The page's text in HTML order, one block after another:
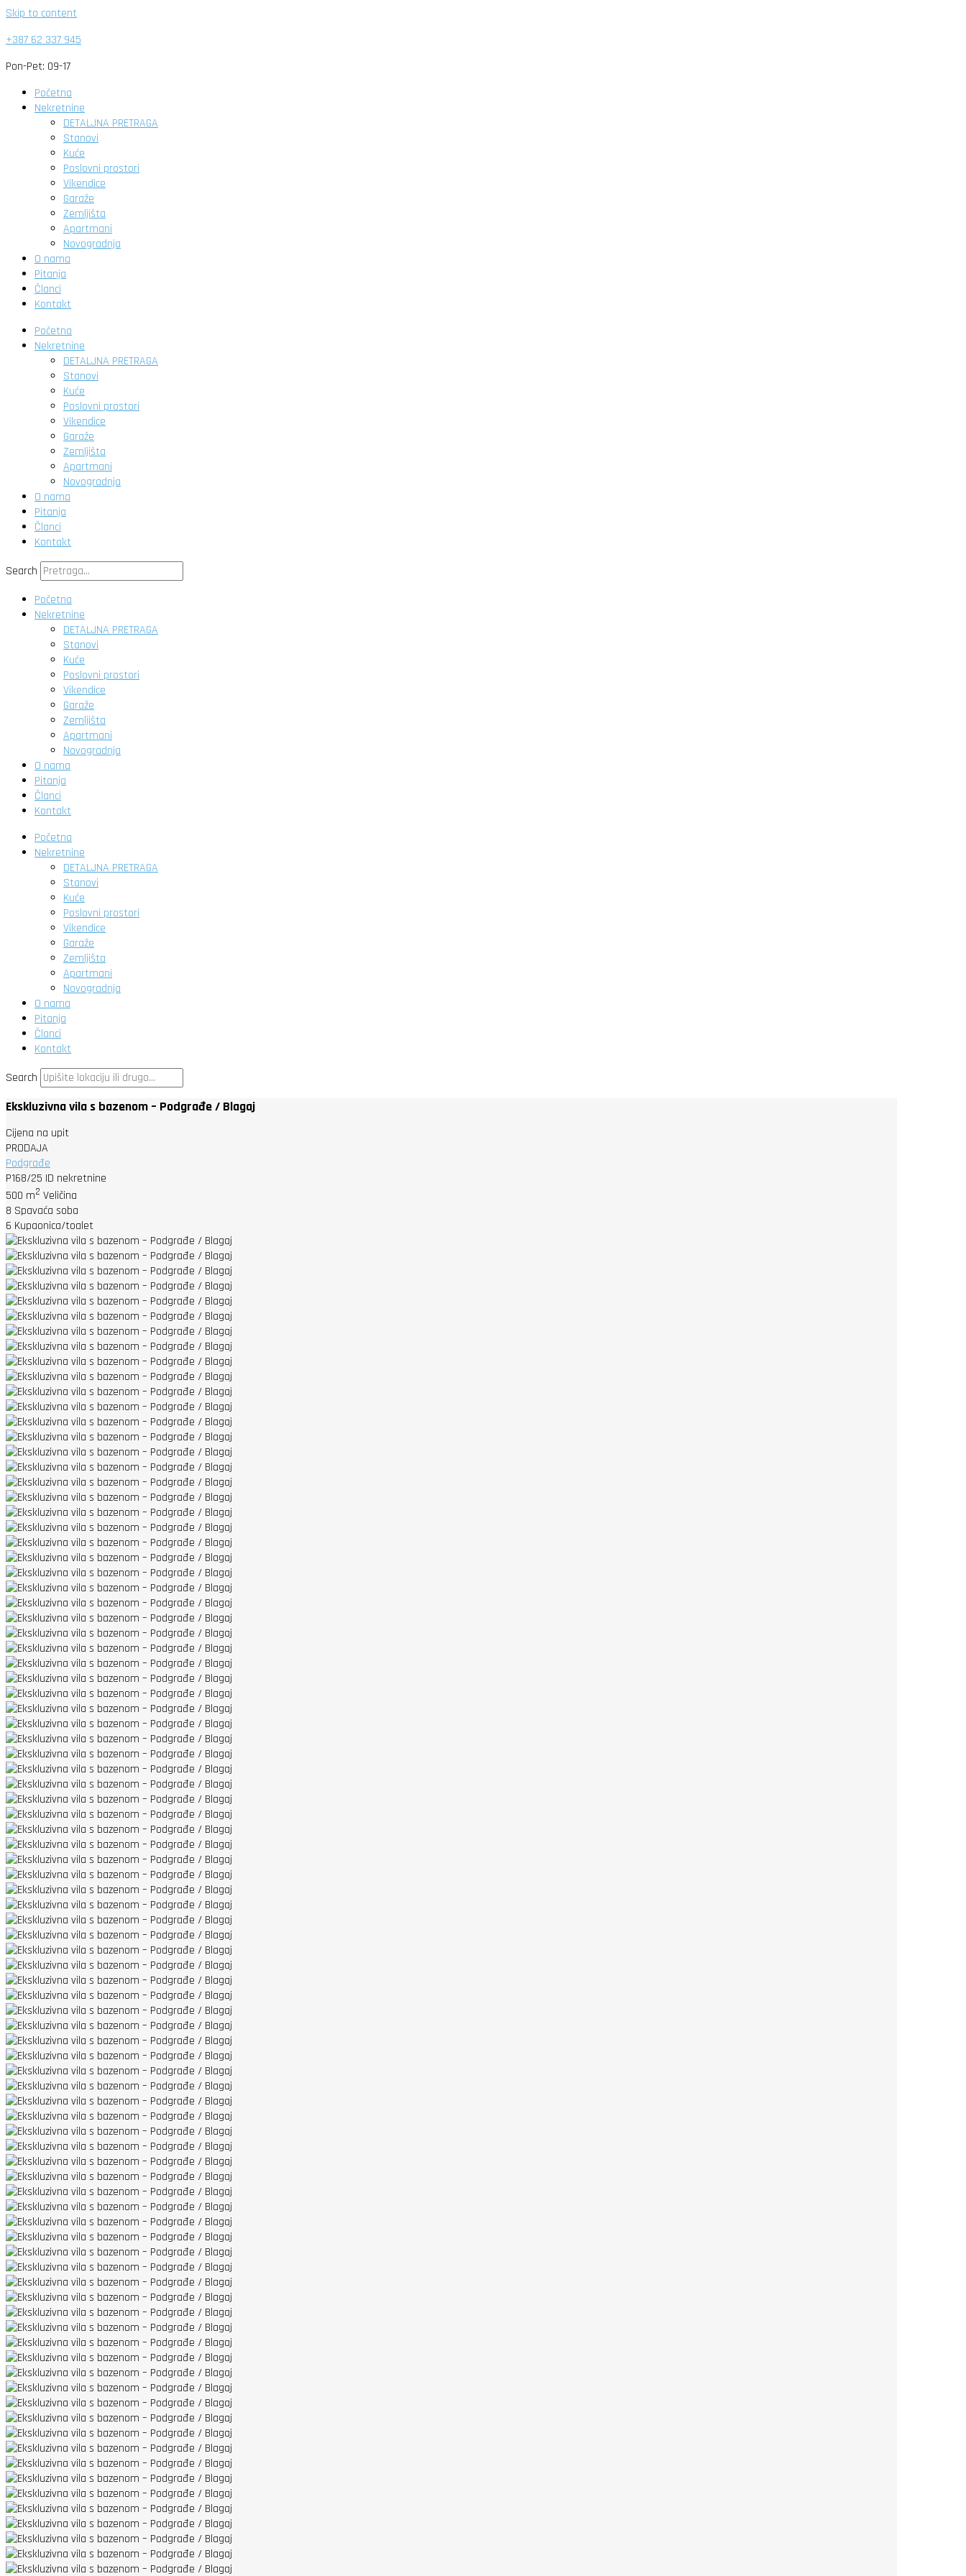
Skip to content
+387 62 337 945
Pon-Pet: 09-17
Početna
Nekretnine
DETALJNA PRETRAGA
Stanovi
Kuće
Poslovni prostori
Vikendice
Garaže
Zemljišta
Apartmani
Novogradnja
O nama
Pitanja
Članci
Kontakt
Početna
Nekretnine
DETALJNA PRETRAGA
Stanovi
Kuće
Poslovni prostori
Vikendice
Garaže
Zemljišta
Apartmani
Novogradnja
O nama
Pitanja
Članci
Kontakt
Search
Početna
Nekretnine
DETALJNA PRETRAGA
Stanovi
Kuće
Poslovni prostori
Vikendice
Garaže
Zemljišta
Apartmani
Novogradnja
O nama
Pitanja
Članci
Kontakt
Početna
Nekretnine
DETALJNA PRETRAGA
Stanovi
Kuće
Poslovni prostori
Vikendice
Garaže
Zemljišta
Apartmani
Novogradnja
O nama
Pitanja
Članci
Kontakt
Search
Ekskluzivna vila s bazenom – Podgrađe / Blagaj
Cijena na upit
PRODAJA
Podgrađe
P168/25 ID nekretnine
500 m2 Veličina
8 Spavaća soba
6 Kupaonica/toalet